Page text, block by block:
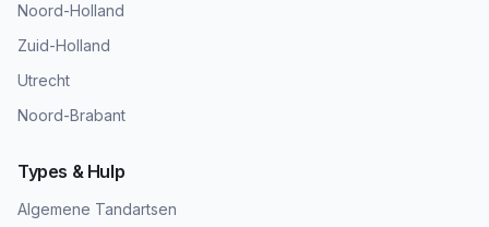
Noord-Holland
Zuid-Holland
Utrecht
Noord-Brabant
Types & Hulp
Algemene Tandartsen